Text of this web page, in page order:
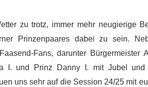
zu trotz, immer mehr neugierige
Prinzenpaares dabei zu sein.
Fans, darunter Bürgermeister
I. und Prinz Danny I. mit Jubel und
uns sehr auf die Session 24/25 mit